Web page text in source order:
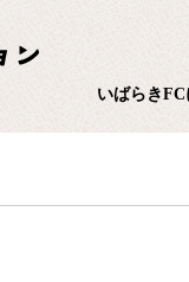
いばらき